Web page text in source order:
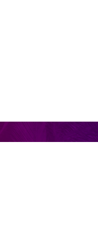
letiště. Díky výborné